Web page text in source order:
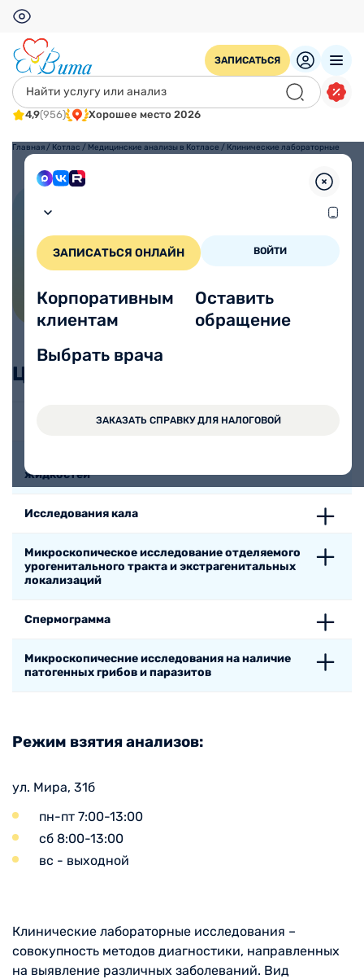
ЗАПИСАТЬСЯ
4,9(956) Хорошее место 2026
ЗАПИСАТЬСЯ ОНЛАЙН ВОЙТИ
Корпоративным
клиентам
Выбрать врача
Оставить
обращение
ЗАКАЗАТЬ СПРАВКУ ДЛЯ НАЛОГОВОЙ
Главная / Котлас / Медицинские анализы в Котласе / Клинические лабораторные
Клинические лабораторные
исследования в Котласе
Цены, без учета взятия
Исследования мочи
жидкостей
Исследования кала
Микроскопическое исследование отделяемого
урогенитального тракта и экстрагенитальных
локализаций
Спермограмма
Микроскопичесние исследования на наличие
патогенных грибов и паразитов
Режим взятия анализов:
ул. Мира, 31б
пн-пт 7:00-13:00
сб 8:00-13:00
вс - выходной
Клинические лабораторные исследования –
совокупность методов диагностики, направленных
на выявление различных заболеваний. Вид